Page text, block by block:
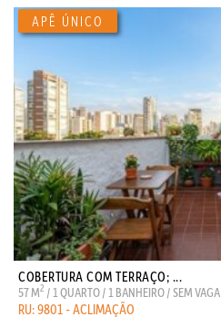
COBERTURA COM TERRAÇO; ...
57 M2 / 1 QUARTO / 1 BANHEIRO / SEM VAGA
RU: 9801 - ACLIMAÇÃO